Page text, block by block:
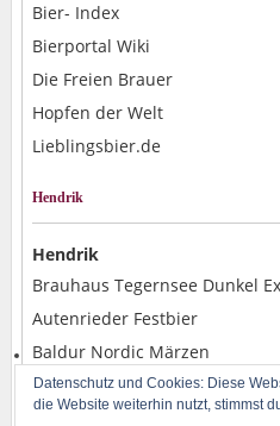
Bier- Index
Bierportal Wiki
Die Freien Brauer
Hopfen der Welt
Lieblingsbier.de
Hendrik
Hendrik
Brauhaus Tegernsee Dunkel
Autenrieder Festbier
Baldur Nordic Märzen
Alpirsbacher Weizen Hefe
Datenschutz und Cookies: Diese
die Website weiterhin nutzt, stimmst